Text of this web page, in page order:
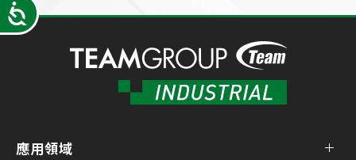
Accessibility
應用領域